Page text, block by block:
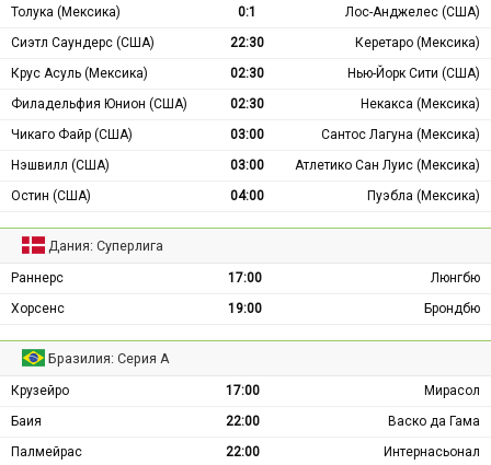
Толука (Мексика) 0:1
Лос-Анджелес (США)
Сиэтл Саундерс (США)
22:30
Керетаро (Мексика)
Крус Асуль (Мексика)
02:30
Нью-Йорк Сити (США)
Филадельфия Юнион (США)
02:30
Некакса (Мексика)
Чикаго Файр (США)
03:00
Сантос Лагуна (Мексика)
Нэшвилл (США)
03:00
Атлетико Сан Луис (Мексика)
Остин (США)
04:00 Пуэбла (Мексика)
Дания: Суперлига
Раннерс 17:00
Люнгбю
Хорсенс
19:00 Брондбю
Бразилия: Серия А
Крузейро 17:00
Мирасол
Баия
22:00
Васко да Гама
Палмейрас
22:00
Интернасьонал